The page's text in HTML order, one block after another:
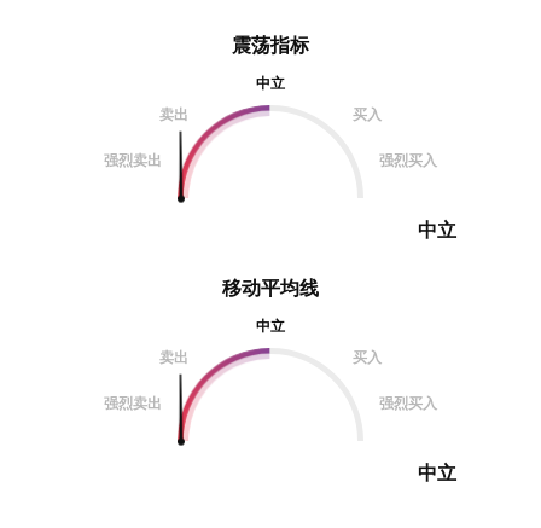
震荡指标
中立
卖出
买入
强烈卖出 强烈买入
中立
移动平均线
中立
卖出
买入
强烈卖出 强烈买入
中立